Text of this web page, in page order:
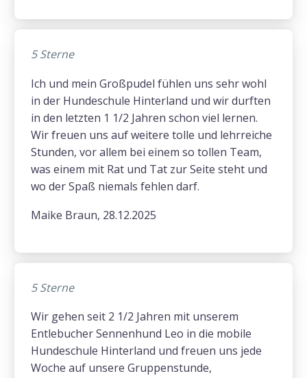
5 Sterne
Ich und mein Großpudel fühlen uns sehr wohl
in der Hundeschule Hinterland und wir durften
in den letzten 1 1/2 Jahren schon viel lernen.
Wir freuen uns auf weitere tolle und lehrreiche
Stunden, vor allem bei einem so tollen Team,
was einem mit Rat und Tat zur Seite steht und
wo der Spaß niemals fehlen darf.
Maike Braun, 28.12.2025
5 Sterne
Wir gehen seit 2 1/2 Jahren mit unserem
Entlebucher Sennenhund Leo in die mobile
Hundeschule Hinterland und freuen uns jede
Woche auf unsere Gruppenstunde,